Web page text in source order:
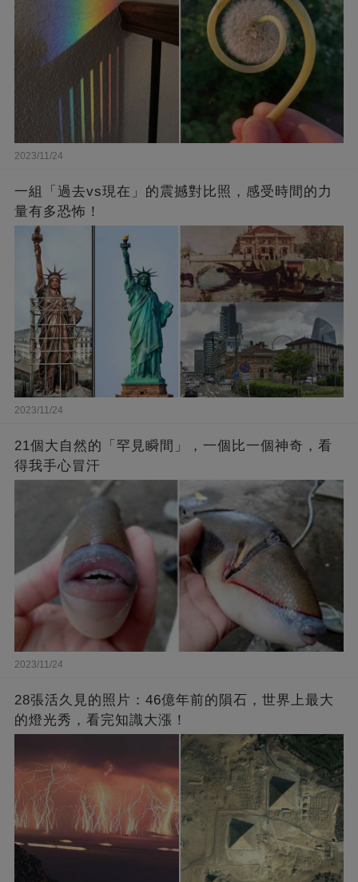
2023/11/24
一組「過去vs現在」的震撼對比照，感受時間的力
量有多恐怖！
2023/11/24
21個大自然的「罕見瞬間」，一個比一個神奇，看
得我手心冒汗
2023/11/24
28張活久見的照片：46億年前的隕石，世界上最大
的燈光秀，看完知識大漲！